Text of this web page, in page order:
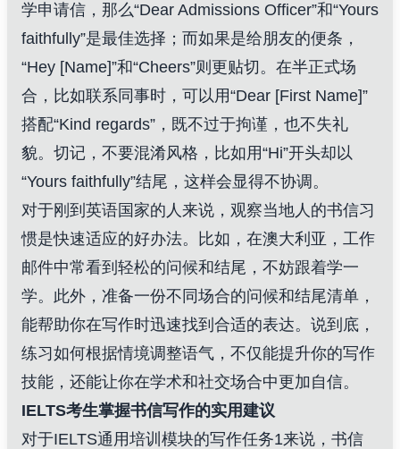
学申请信，那么“Dear Admissions Officer”和“Yours
faithfully”是最佳选择；而如果是给朋友的便条，
“Hey [Name]”和“Cheers”则更贴切。在半正式场
合，比如联系同事时，可以用“Dear [First Name]”
搭配“Kind regards”，既不过于拘谨，也不失礼
貌。切记，不要混淆风格，比如用“Hi”开头却以
“Yours faithfully”结尾，这样会显得不协调。
对于刚到英语国家的人来说，观察当地人的书信习
惯是快速适应的好办法。比如，在澳大利亚，工作
邮件中常看到轻松的问候和结尾，不妨跟着学一
学。此外，准备一份不同场合的问候和结尾清单，
能帮助你在写作时迅速找到合适的表达。说到底，
练习如何根据情境调整语气，不仅能提升你的写作
技能，还能让你在学术和社交场合中更加自信。
IELTS考生掌握书信写作的实用建议
对于IELTS通用培训模块的写作任务1来说，书信